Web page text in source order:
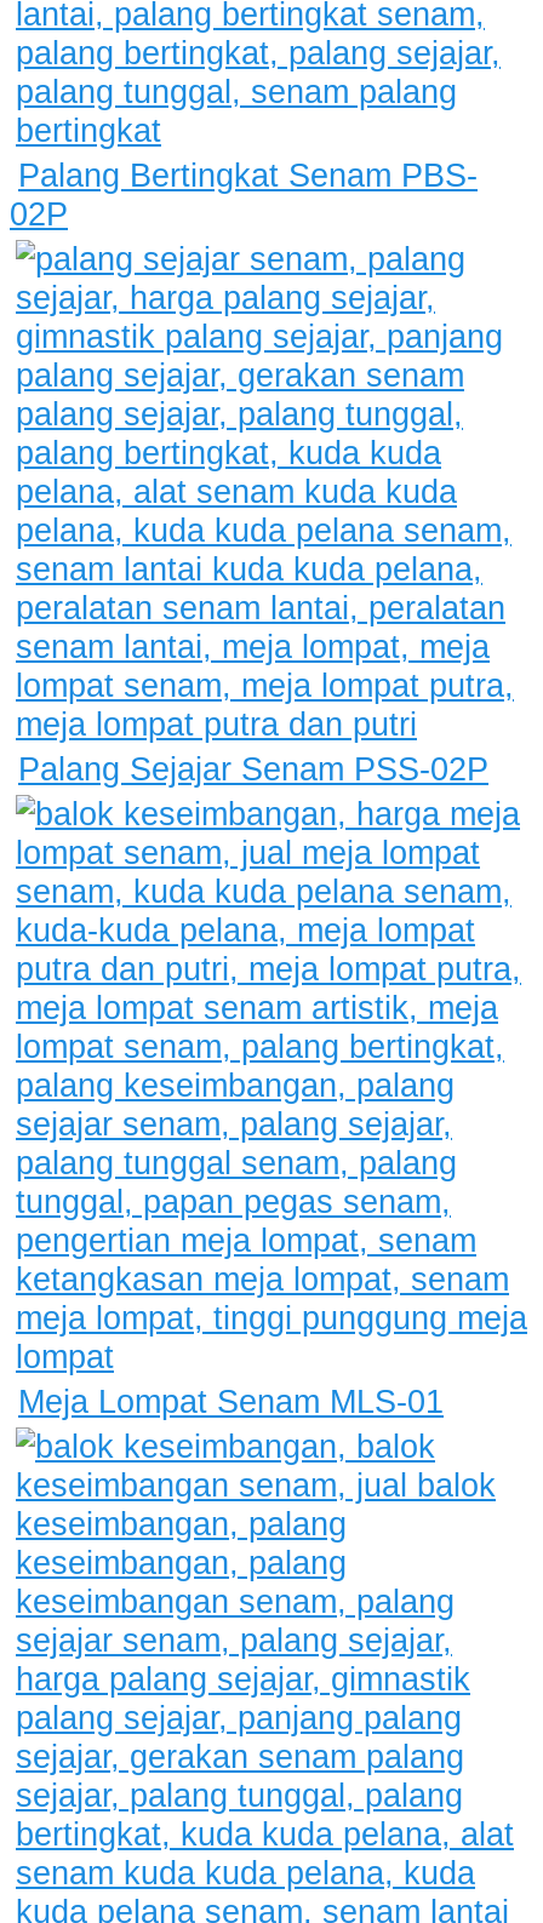
Palang Bertingkat Senam PBS-
02P
Palang Sejajar Senam PSS-02P
Meja Lompat Senam MLS-01